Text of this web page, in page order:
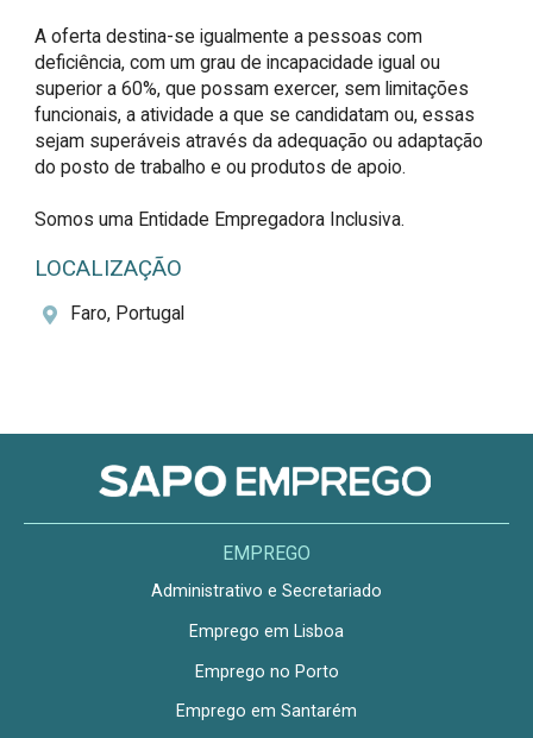
A oferta destina-se igualmente a pessoas com
deficiência, com um grau de incapacidade igual ou
superior a 60%, que possam exercer, sem limitações
funcionais, a atividade a que se candidatam ou, essas
sejam superáveis através da adequação ou adaptação
do posto de trabalho e ou produtos de apoio.
Somos uma Entidade Empregadora Inclusiva.
LOCALIZAÇÃO
Faro, Portugal
EMPREGO
Administrativo e Secretariado
Emprego em Lisboa
Emprego no Porto
Emprego em Santarém